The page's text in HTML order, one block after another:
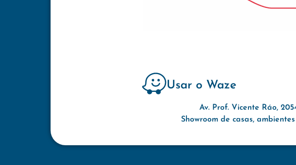
Usar o Waze
Av. Prof. Vicente Ráo,
Showroom de casas,